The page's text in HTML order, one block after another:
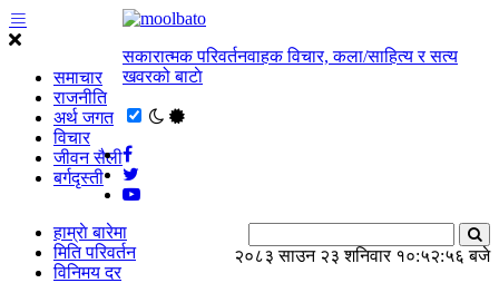
समाचार
राजनीति
अर्थ जगत
विचार
जीवन सैली
बर्गदृस्ती
सकारात्मक परिवर्तनवाहक विचार, कला/साहित्य र सत्य
खवरको बाटाे
२०८३ साउन २३ शनिवार १०:५२:५७ बजे
हाम्राे बारेमा
मिति परिवर्तन
विनिमय दर